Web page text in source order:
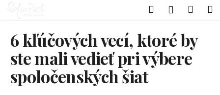
obsah
Hľadať
6 kľúčových vecí, ktoré by
ste mali vedieť pri výbere
spoločenských šiat
o
Č
o
p